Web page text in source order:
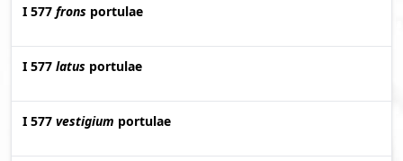
I 577 frons portulae
I 577 latus portulae
I 577 vestigium portulae